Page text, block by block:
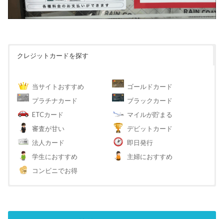
クレジットカードを探す
当サイトおすすめ
ゴールドカード
プラチナカード
ブラックカード
ETCカード
マイルが貯まる
審査が甘い
デビットカード
法人カード
即日発行
学生におすすめ
主婦におすすめ
コンビニでお得